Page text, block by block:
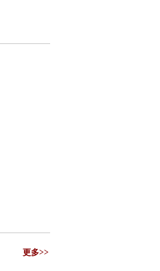
更多>>